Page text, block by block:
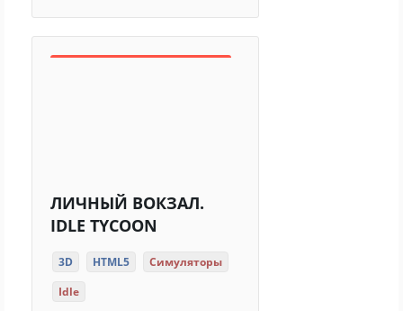
ЛИЧНЫЙ ВОКЗАЛ.
IDLE TYCOON
3D HTML5
Симуляторы
Idle